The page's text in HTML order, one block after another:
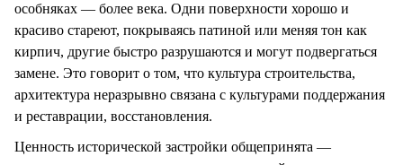
особняках — более века. Одни поверхности хорошо и
красиво стареют, покрываясь патиной или меняя тон как
кирпич, другие быстро разрушаются и могут подвергаться
замене. Это говорит о том, что культура строительства,
архитектура неразрывно связана с культурами поддержания
и реставрации, восстановления.
Ценность исторической застройки общепринята —